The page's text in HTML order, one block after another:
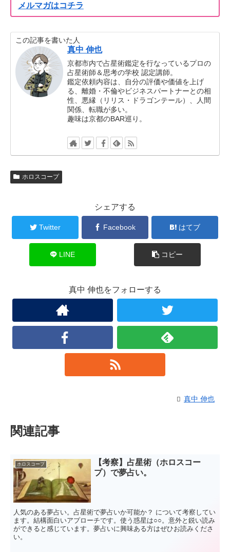
メルマガはコチラ
この記事を書いた人
真中 伸也
京都市内で占星術鑑定を行なっているプロの
占星術師＆思考の学校 認定講師。
鑑定依頼内容は、自分の評価や価値を上げ
る、離婚・不倫やビジネスパートナーとの相
性、悪縁（リリス・ドラゴンテール）、人間
関係、転職が多い。
趣味は京都のBAR巡り。
ホロスコープ
シェアする
Twitter Facebook はてブ
LINE コピー
真中 伸也をフォローする
真中 伸也
関連記事
ホロスコープ
【考察】占星術（ホロスコー
プ）で夢占い。
人気のある夢占い。占星術で夢占いか可能か？ について考察してい
ます。結構面白いアプローチです。使う惑星は○○。意外と鋭い読み
ができると感じています。夢占いに興味ある方はぜひお読みくださ
い。